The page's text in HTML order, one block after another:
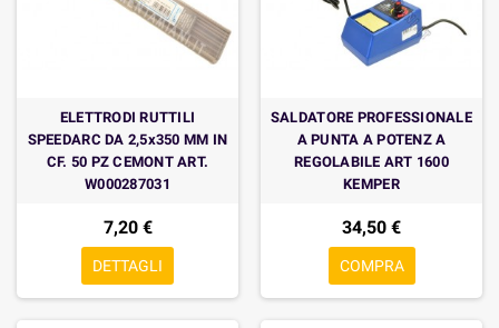
ELETTRODI RUTTILI
SPEEDARC DA 2,5x350 MM IN
CF. 50 PZ CEMONT ART.
W000287031
7,20 €
DETTAGLI
SALDATORE PROFESSIONALE
A PUNTA A POTENZ A
REGOLABILE ART 1600
KEMPER
34,50 €
COMPRA